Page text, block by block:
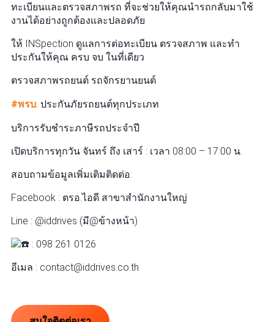
ทะเบียนและตรวจสภาพรถ ที่จะช่วยให้คุณนำรถกลับมาใช้
งานได้อย่างถูกต้องและปลอดภัย
ให้ INSpection ดูแลการต่อทะเบียน ตรวจสภาพ และทำ
ประกันให้คุณ ครบ จบ ในที่เดียว
ตรวจสภาพรถยนต์ รถจักรยานยนต์
#พรบ. ประกันภัยรถยนต์ทุกประเภท
บริการรับชำระภาษีรถประจำปี
เปิดบริการทุกวัน จันทร์ ถึง เสาร์ : เวลา 08:00 – 17:00 น.
สอบถามข้อมูลเพิ่มเติมติดต่อ:
Facebook : ตรอ.ไอดี สาขาสำนักงานใหญ่
Line : @iddrives (มี@ข้างหน้า)
: 098 261 0126
อีเมล : contact@iddrives.co.th